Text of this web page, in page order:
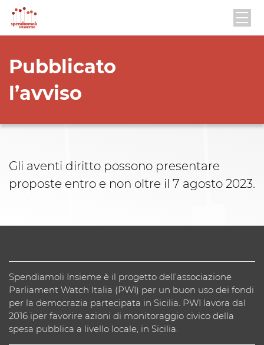
Pubblicato
l’avviso
Gli aventi diritto possono presentare
proposte entro e non oltre il 7 agosto 2023.
Spendiamoli Insieme è il progetto dell’associazione
Parliament Watch Italia (PWI) per un buon uso dei fondi
per la democrazia partecipata in Sicilia. PWI lavora dal
2016 iper favorire azioni di monitoraggio civico della
spesa pubblica a livello locale, in Sicilia.